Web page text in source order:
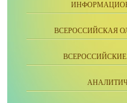
ВСЕРОССИЙСКАЯ